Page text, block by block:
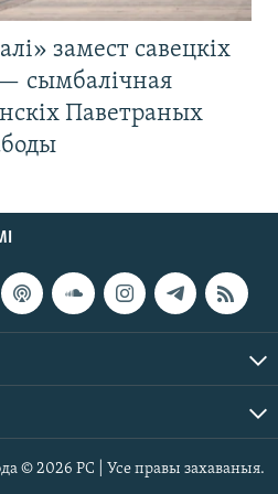
замест савецкіх
сымбалічная
Паветраных
© 2026 РС | Усе правы захаваныя.